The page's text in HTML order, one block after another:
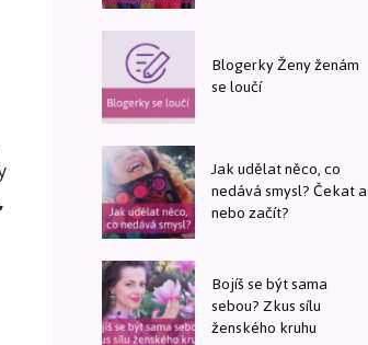
Blogerky Ženy ženám
se loučí
Jak udělat něco, co
nedává smysl? Čekat a
nebo začít?
Bojíš se být sama
sebou? Zkus sílu
ženského kruhu